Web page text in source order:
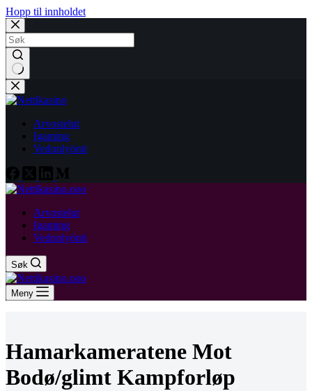
Hopp til innholdet
Ingen
resultater
Arvostelut
Igaming
Vedonlyönti
Arvostelut
Igaming
Vedonlyönti
Søk
Meny
Hamarkameratene Mot
Bodø/glimt Kampforløp